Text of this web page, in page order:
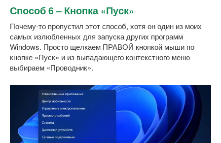
Способ 6 – Кнопка «Пуск»
Почему-то пропустил этот способ, хотя он один из моих
самых излюбленных для запуска других программ
Windows. Просто щелкаем ПРАВОЙ кнопкой мыши по
кнопке «Пуск» и из выпадающего контекстного меню
выбираем «Проводник».